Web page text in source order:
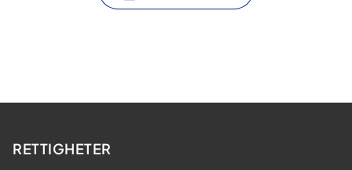
RETTIGHETER